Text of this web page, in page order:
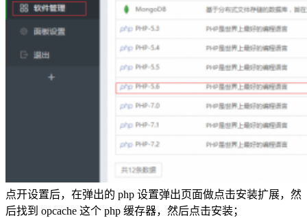
点开设置后，在弹出的 php 设置弹出页面做点击安装扩展，然
后找到 opcache 这个 php 缓存器，然后点击安装；